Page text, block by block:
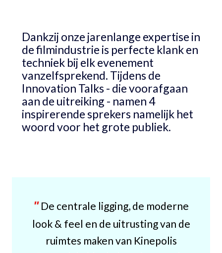
Dankzij onze jarenlange expertise in
de filmindustrie is perfecte klank en
techniek bij elk evenement
vanzelfsprekend. Tijdens de
Innovation Talks - die voorafgaan
aan de uitreiking - namen 4
inspirerende sprekers namelijk het
woord voor het grote publiek.
" De centrale ligging, de moderne
look & feel en de uitrusting van de
ruimtes maken van Kinepolis